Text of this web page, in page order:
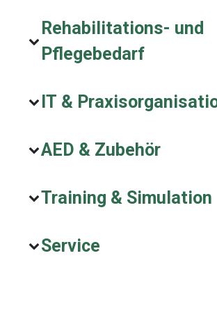
Rehabilitations- und
Pflegebedarf
IT &
AED & Zubehör
Training & Simulation
Service